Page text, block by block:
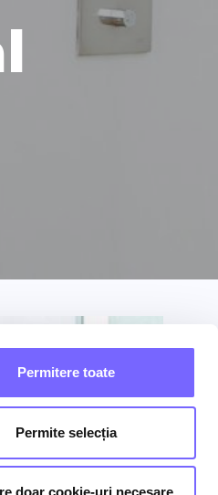
Permitere toate
Permite selecția
doar cookie-uri necesare